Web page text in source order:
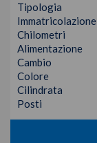
Tipologia
Immatricolazione
Chilometri
Alimentazione
Cambio
Colore
Cilindrata
Posti